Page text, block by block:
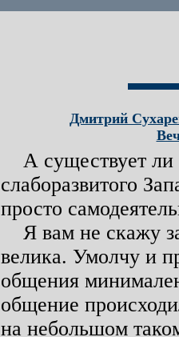
Дмитрий
А существует ли
слаборазвитого
просто
Я вам не скажу
велика. Умолчу и
общения
общение
на небольшом